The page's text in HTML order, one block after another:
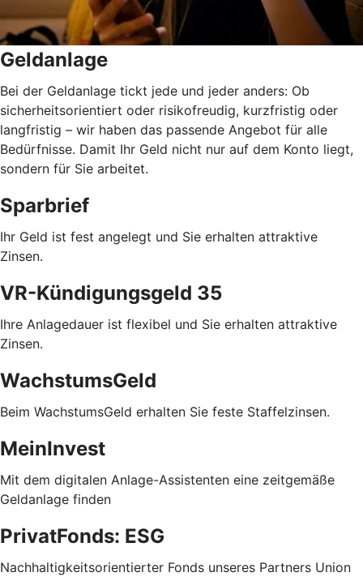
Geldanlage
Bei der Geldanlage tickt jede und jeder anders: Ob
sicherheitsorientiert oder risikofreudig, kurzfristig oder
langfristig – wir haben das passende Angebot für alle
Bedürfnisse. Damit Ihr Geld nicht nur auf dem Konto liegt,
sondern für Sie arbeitet.
Sparbrief
Ihr Geld ist fest angelegt und Sie erhalten attraktive
Zinsen.
VR-Kündigungsgeld 35
Ihre Anlagedauer ist flexibel und Sie erhalten attraktive
Zinsen.
WachstumsGeld
Beim WachstumsGeld erhalten Sie feste Staffelzinsen.
MeinInvest
Mit dem digitalen Anlage-Assistenten eine zeitgemäße
Geldanlage finden
PrivatFonds: ESG
Nachhaltigkeitsorientierter Fonds unseres Partners Union